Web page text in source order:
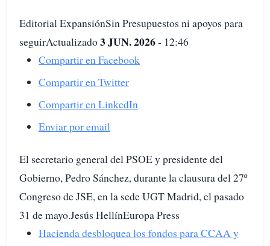
Editorial ExpansiónSin Presupuestos ni apoyos para
seguirActualizado3 JUN. 2026- 12:46
Compartir en Facebook
Compartir en Twitter
Compartir en LinkedIn
Enviar por email
El secretario general del PSOE y presidente del
Gobierno, Pedro Sánchez, durante la clausura del 27º
Congreso de JSE, en la sede UGT Madrid, el pasado
31 de mayo.Jesús HellínEuropa Press
Hacienda desbloquea los fondos para CCAA y